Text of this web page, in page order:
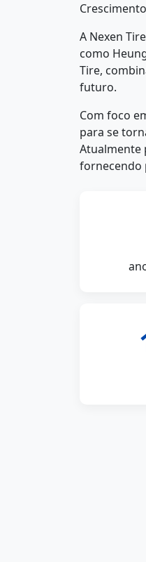
A Nexen
como
Tire,
futuro.
Com foco
para se
Atualmente
fornecendo